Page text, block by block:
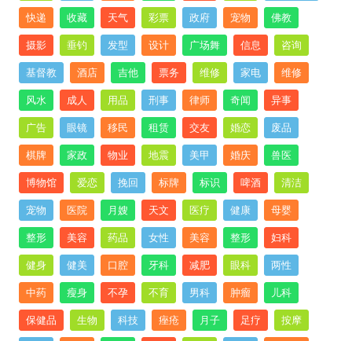
快递 收藏 天气 彩票 政府 宠物 佛教
摄影 垂钓 发型 设计 广场舞 信息 咨询
基督教 酒店 吉他 票务 维修 家电 维修
风水 成人 用品 刑事 律师 奇闻 异事
广告 眼镜 移民 租赁 交友 婚恋 废品
棋牌 家政 物业 地震 美甲 婚庆 兽医
博物馆 爱恋 挽回 标牌 标识 啤酒 清洁
宠物 医院 月嫂 天文 医疗 健康 母婴
整形 美容 药品 女性 美容 整形 妇科
健身 健美 口腔 牙科 减肥 眼科 两性
中药 瘦身 不孕 不育 男科 肿瘤 儿科
保健品 生物 科技 痤疮 月子 足疗 按摩